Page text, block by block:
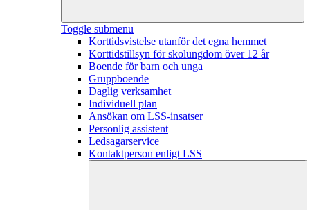
Toggle submenu
Korttidsvistelse utanför det egna hemmet
Korttidstillsyn för skolungdom över 12 år
Boende för barn och unga
Gruppboende
Daglig verksamhet
Individuell plan
Ansökan om LSS-insatser
Personlig assistent
Ledsagarservice
Kontaktperson enligt LSS